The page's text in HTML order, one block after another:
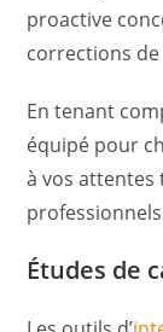
proactive
corrections de
En tenant
équipé pour
à vos attentes
Études de